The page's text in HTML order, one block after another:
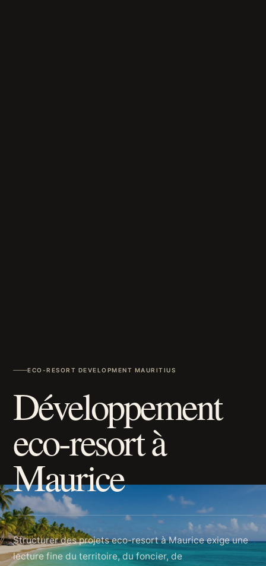
ECO-RESORT DEVELOPMENT MAURITIUS
Développement
eco-resort à
Maurice
Structurer des projets eco-resort à Maurice exige une
lecture fine du territoire, du foncier, de